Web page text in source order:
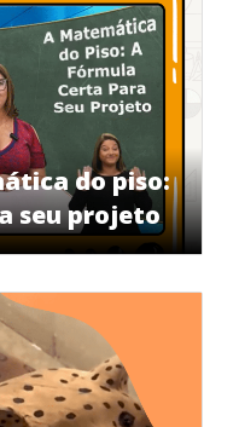
do piso:
seu projeto